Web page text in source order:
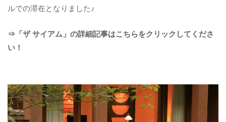
ルでの滞在となりました♪
⇒「ザ サイアム」の詳細記事はこちらをクリックしてくださ
い！